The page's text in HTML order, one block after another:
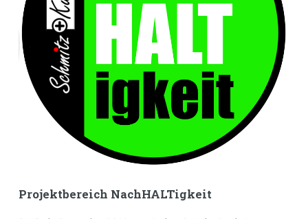
Projektbereich NachHALTigkeit